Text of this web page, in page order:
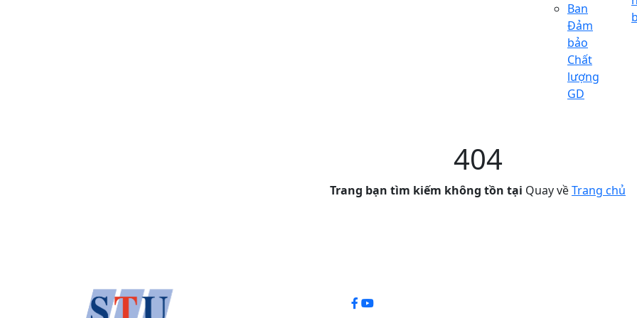
Ban
Đảm
bảo
Chất
lượng
GD
404
Trang bạn tìm kiếm không tồn tại Quay vềTrang chủ